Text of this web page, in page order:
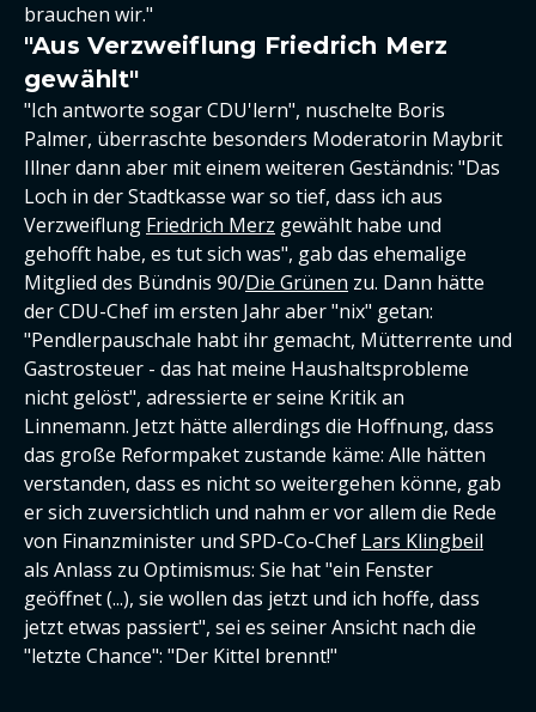
brauchen wir."
"Aus Verzweiflung Friedrich Merz
gewählt"
"Ich antworte sogar CDU'lern", nuschelte Boris
Palmer, überraschte besonders Moderatorin Maybrit
Illner dann aber mit einem weiteren Geständnis: "Das
Loch in der Stadtkasse war so tief, dass ich aus
Verzweiflung Friedrich Merz gewählt habe und
gehofft habe, es tut sich was", gab das ehemalige
Mitglied des Bündnis 90/Die Grünen zu. Dann hätte
der CDU-Chef im ersten Jahr aber "nix" getan:
"Pendlerpauschale habt ihr gemacht, Mütterrente und
Gastrosteuer - das hat meine Haushaltsprobleme
nicht gelöst", adressierte er seine Kritik an
Linnemann. Jetzt hätte allerdings die Hoffnung, dass
das große Reformpaket zustande käme: Alle hätten
verstanden, dass es nicht so weitergehen könne, gab
er sich zuversichtlich und nahm er vor allem die Rede
von Finanzminister und SPD-Co-Chef Lars Klingbeil
als Anlass zu Optimismus: Sie hat "ein Fenster
geöffnet (...), sie wollen das jetzt und ich hoffe, dass
jetzt etwas passiert", sei es seiner Ansicht nach die
"letzte Chance": "Der Kittel brennt!"